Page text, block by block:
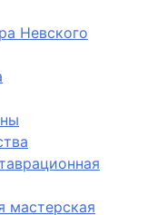
Невского
мастерская